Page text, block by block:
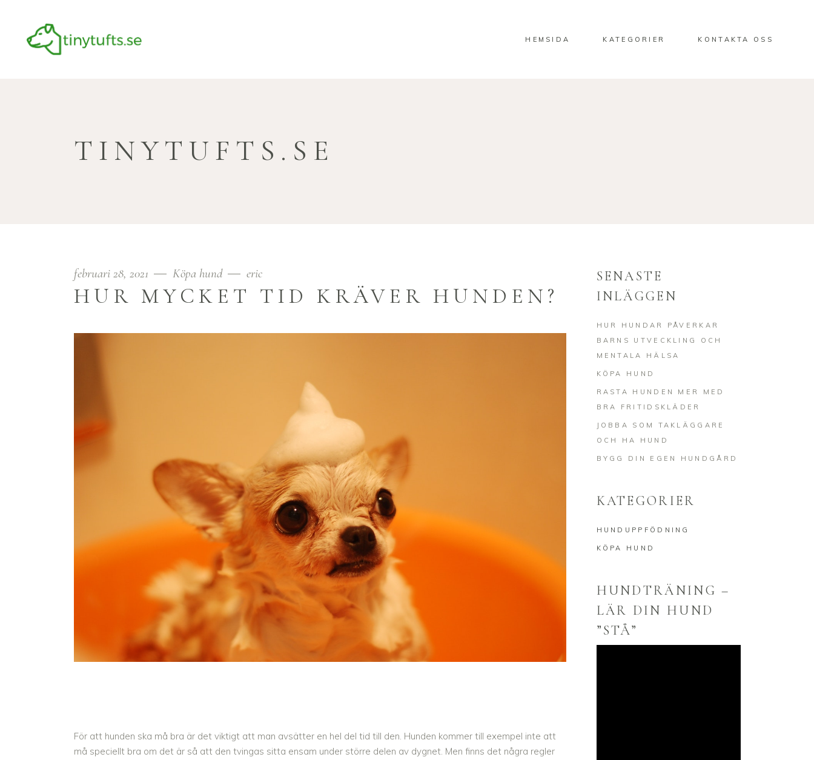
HEMSIDA KATEGORIER KONTAKTA OSS
TINYTUFTS.SE
februari 28, 2021 Köpa hund eric
HUR MYCKET TID KRÄVER HUNDEN?
För att hunden ska må bra är det viktigt att man avsätter en hel del tid till den. Hunden kommer till exempel inte att
må speciellt bra om det är så att den tvingas sitta ensam under större delen av dygnet. Men finns det några regler
SENASTE
INLÄGGEN
HUR HUNDAR PÅVERKAR
BARNS UTVECKLING OCH
MENTALA HÄLSA
KÖPA HUND
RASTA HUNDEN MER MED
BRA FRITIDSKLÄDER
JOBBA SOM TAKLÄGGARE
OCH HA HUND
BYGG DIN EGEN HUNDGÅRD
KATEGORIER
HUNDUPPFÖDNING
KÖPA HUND
HUNDTRÄNING –
LÄR DIN HUND
”STÅ”